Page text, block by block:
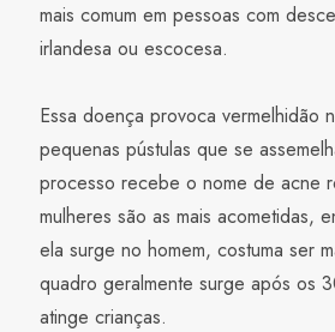
mais comum em pessoas com
irlandesa ou escocesa.
Essa doença provoca vermelhidão
pequenas pústulas que se
processo recebe o nome de acne
mulheres são as mais acometidas,
ela surge no homem, costuma ser
quadro geralmente surge após os
atinge crianças.